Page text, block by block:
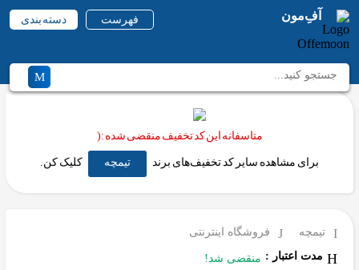
آفِ‌مون فهرست دسته بندی
متاسفانه این کد تخفیف منقضی شده :(
برای مشاهده سایر کد تخفیف‌های برند تیمچه کلیک کن.
تیمچه
فروشگاه اینترنتی
مدت اعتبار : منقضی شد!